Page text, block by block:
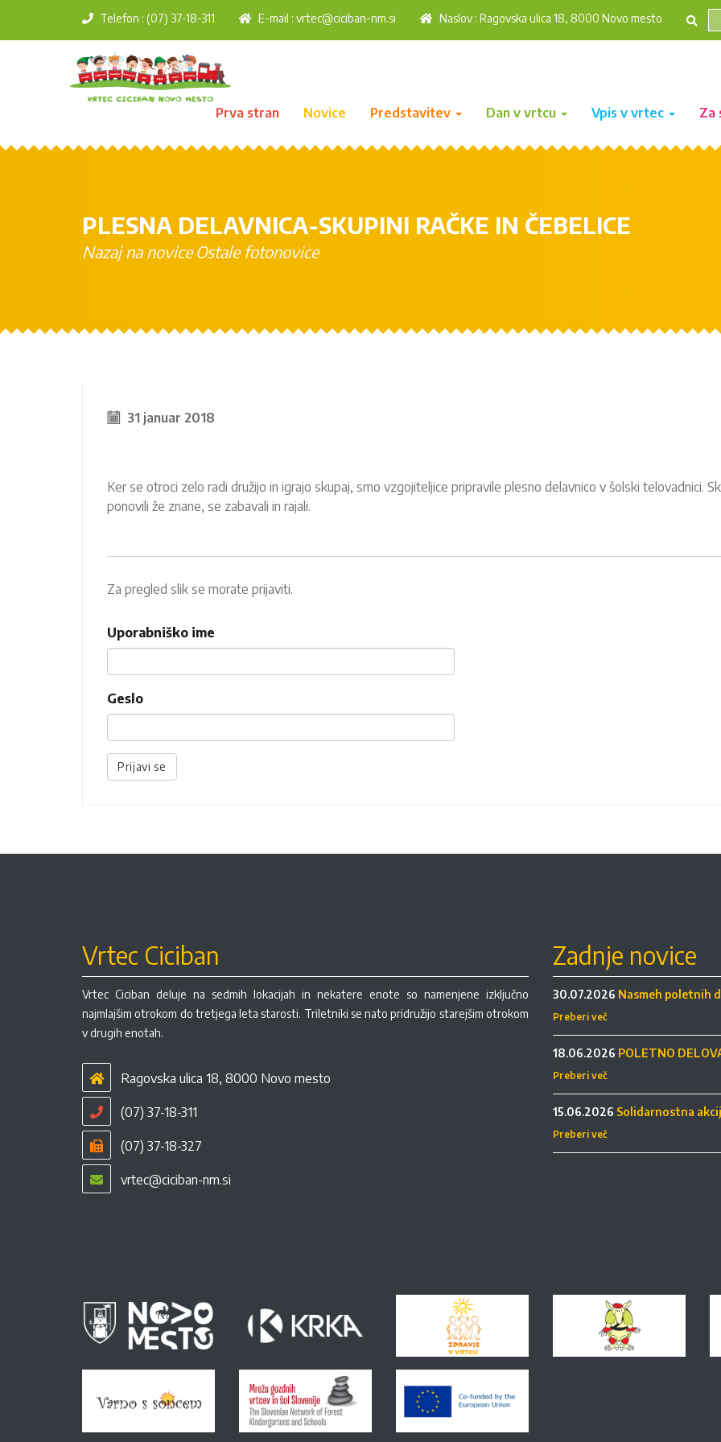
Telefon : (07) 37-18-311 E-mail : vrtec@ciciban-nm.si Naslov : Ragovska ulica 18, 8000 Novo mesto
Prva stran Novice Predstavitev Dan v vrtcu Vpis v vrtec Za
PLESNA DELAVNICA-SKUPINI RAČKE IN ČEBELICE
Nazaj na novice Ostale fotonovice
31 januar 2018
Ker se otroci zelo radi družijo in igrajo skupaj, smo vzgojiteljice pripravile plesno delavnico v šolski telovadnici.
ponovili že znane, se zabavali in rajali.
Za pregled slik se morate prijaviti.
Uporabniško ime
Geslo
Prijavi se
Vrtec Ciciban
Vrtec Ciciban deluje na sedmih lokacijah in nekatere enote so namenjene izključno
najmlajšim otrokom do tretjega leta starosti. Triletniki se nato pridružijo starejšim otrokom
v drugih enotah.
Ragovska ulica 18, 8000 Novo mesto
(07) 37-18-311
(07) 37-18-327
vrtec@ciciban-nm.si
Zadnje novice
30.07.2026 Nasmeh poletnih
Preberi več
18.06.2026 POLETNO
Preberi več
15.06.2026 Solidarnostna
Preberi več